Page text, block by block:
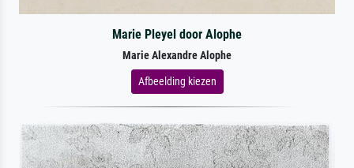
Marie Pleyel door Alophe
Marie Alexandre Alophe
Afbeelding kiezen